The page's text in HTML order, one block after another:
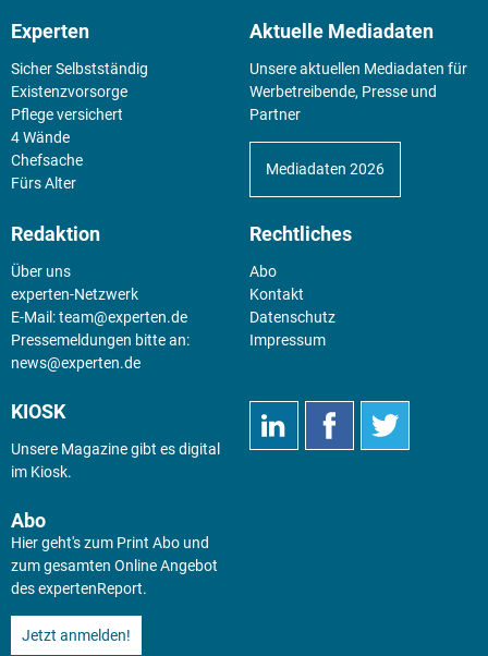
Experten
Sicher Selbstständig
Existenz­vorsorge
Pflege versichert
4 Wände
Chefsache
Fürs Alter
Aktuelle Mediadaten
Unsere aktuellen Mediadaten für
Werbetreibende, Presse und
Partner
Mediadaten 2026
Redaktion
Über uns
experten-Netzwerk
E-Mail:team@experten.de
Pressemeldungen bitte an:
news@experten.de
Rechtliches
Abo
Kontakt
Datenschutz
Impressum
KIOSK
Unsere Magazine gibt es digital
im Kiosk.
Abo
Hier geht's zum Print Abo und
zum gesamten Online Angebot
des expertenReport.
Jetzt anmelden!